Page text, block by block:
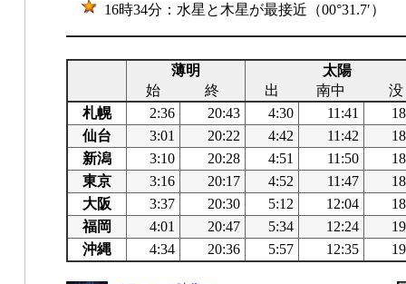
16時34分：水星と木星が最接近（00°31.7′）
薄明
太陽
始
終 出 南中
没
札幌
2:36 20:43 4:30 11:41
仙台
3:01 20:22 4:42 11:42
新潟
3:10 20:28 4:51 11:50
東京
3:16 20:17 4:52 11:47
大阪
3:37 20:30 5:12 12:04
福岡
4:01 20:47 5:34 12:24
沖縄
4:34 20:36 5:57 12:35